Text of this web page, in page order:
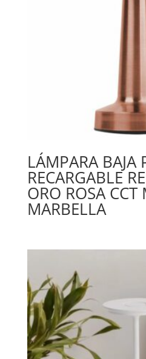
LÁMPARA BAJA
RECARGABLE
ORO ROSA CCT
MARBELLA